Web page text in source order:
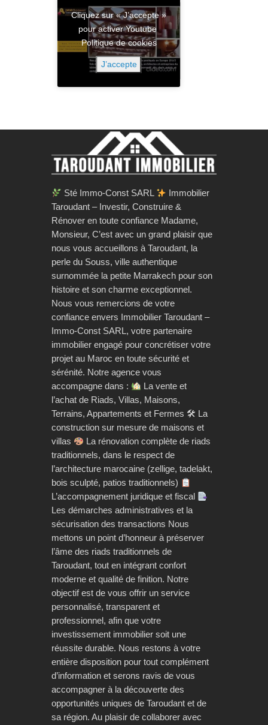
Cliquez sur « J’accepte »
pour activer Youtube
Politique de cookies
J’accepte
Sté Immo-Const SARL
Immobilier
Taroudant – Investir, Construire &
Rénover en toute confiance Madame,
Monsieur, C’est avec un grand plaisir que
nous vous accueillons à Taroudant, la
perle du Souss, ville authentique
surnommée la petite Marrakech pour son
histoire et son charme exceptionnel.
Nous vous remercions de votre
confiance envers Immobilier Taroudant –
Immo-Const SARL, votre partenaire
immobilier engagé pour concrétiser votre
projet au Maroc en toute sécurité et
sérénité. Notre agence vous
accompagne dans :
La vente et
l’achat de Riads, Villas, Maisons,
Terrains, Appartements et Fermes 🛠 La
construction sur mesure de maisons et
villas
La rénovation complète de riads
traditionnels, dans le respect de
l’architecture marocaine (zellige, tadelakt,
bois sculpté, patios traditionnels)
L’accompagnement juridique et fiscal
Les démarches administratives et la
sécurisation des transactions Nous
mettons un point d’honneur à préserver
l’âme des riads traditionnels de
Taroudant, tout en intégrant confort
moderne et qualité de finition. Notre
objectif est de vous offrir un service
personnalisé, transparent et
professionnel, afin que votre
investissement immobilier soit une
réussite durable. Nous restons à votre
entière disposition pour tout complément
d’information et serons ravis de vous
accompagner à la découverte des
opportunités uniques de Taroudant et de
sa région. Au plaisir de collaborer avec